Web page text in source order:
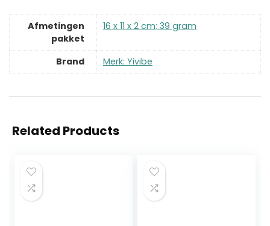
Afmetingen
pakket
‎16 x 11 x 2 cm; 39 gram
Brand Merk: Yivibe
Related Products